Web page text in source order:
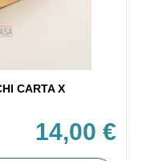
CARTA X
14,00 €